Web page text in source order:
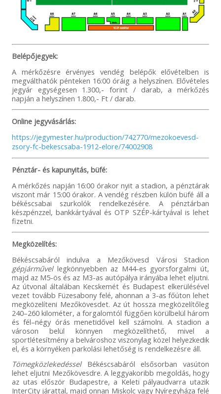
Belépőjegyek:
A mérkőzésre érvényes vendég belépők elővételben is
megválthatók pénteken 16:00 óráig a helyszínen. Elővételes
jegyár egységesen 1.300,- forint / darab, a mérkőzés
napján a helyszínen 1.800,- Ft / darab.
Online jegyvásárlás:
https://jegymester.hu/production/742770/mezokoevesd-
zsory-fc-bekescsaba-1912-elore/74002908
Pénztár- és kapunyitás, büfé:
A mérkőzés napján 16:00 órakor nyit a stadion, a pénztárak
viszont már 15:00 órakor. A vendég részben külön büfé áll a
békéscsabai szurkolók rendelkezésére. A pénztárban
készpénzzel, bankkártyával és OTP SZÉP-kártyával is lehet
fizetni.
Megközelítés:
Békéscsabáról indulva a Mezőkövesd Városi Stadion
gépjárművellegkönnyebben az M44-es gyorsforgalmi út,
majd az M5-ös és az M3-as autópálya irányába lehet eljutni.
Az útvonal általában Kecskemét és Budapest elkerülésével
vezet tovább Füzesabony felé, ahonnan a 3-as főúton lehet
megközelíteni Mezőkövesdet. Az út hossza megközelítőleg
240–260 kilométer, a forgalomtól függően körülbelül három
és fél–négy órás menetidővel kell számolni. A stadion a
városon belül könnyen megközelíthető, mivel a
sportlétesítmény a belvároshoz viszonylag közel helyezkedik
el, és a környéken parkolási lehetőség is rendelkezésre áll.
TömegközlekedésselBékéscsabáról elsősorban vasúton
lehet eljutni Mezőkövesdre. A leggyakoribb megoldás, hogy
az utas először Budapestre, a Keleti pályaudvarra utazik
InterCity járattal, majd onnan Miskolc vagy Nyíregyháza felé